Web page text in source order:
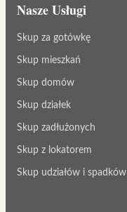
Nasze Usługi
Skup za gotówkę
Skup mieszkań
Skup domów
Skup działek
Skup zadłużonych
Skup z lokatorem
Skup udziałów i spadków